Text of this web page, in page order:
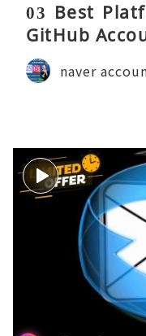
03 Best
GitHub
naver